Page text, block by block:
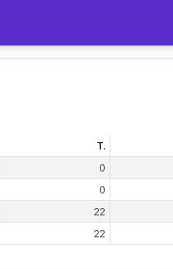
T.
0
0
22
22